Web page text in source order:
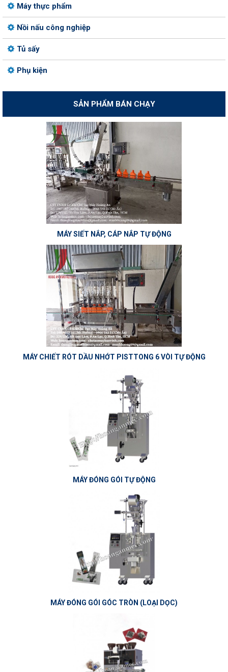
Máy thực phẩm
Nồi nấu công nghiệp
Tủ sấy
Phụ kiện
SẢN PHẨM BÁN CHẠY
MÁY SIẾT NẮP, CÁP NẮP TỰ ĐỘNG
MÁY CHIẾT RÓT DẦU NHỚT PISTTONG 6 VÒI TỰ ĐỘNG
MÁY ĐÓNG GÓI TỰ ĐỘNG
MÁY ĐÓNG GÓI GÓC TRÒN (LOẠI DỌC)